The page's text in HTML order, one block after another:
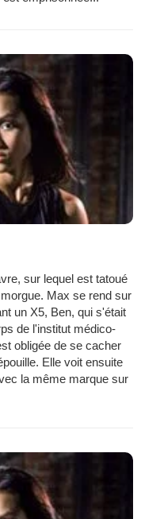
sur lequel est tatoué
Max se rend sur
un X5, Ben, qui s'était
de l'institut médico-
obligée de se cacher
Elle voit ensuite
la même marque sur